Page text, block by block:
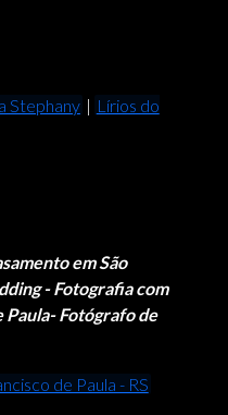
Stephany | Lírios do
em São
- Fotografia com
Paula- Fotógrafo de
de Paula - RS